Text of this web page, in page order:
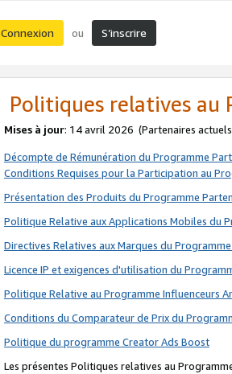
Connexion ou S’inscrire
Politiques relatives au
Mises à jour: 14 avril 2026 (Partenaires
Décompte de Rémunération du Programme
Conditions Requises pour la Participation au
Présentation des Produits du Programme
Politique Relative aux Applications Mobiles du
Directives Relatives aux Marques du
Licence IP et exigences d'utilisation du
Politique Relative au Programme Influenceurs
Conditions du Comparateur de Prix du
Politique du programme Creator Ads Boost
Les présentes Politiques relatives au